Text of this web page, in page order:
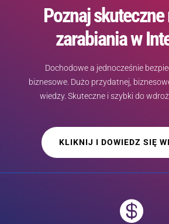
Poznaj
zarabiania w
Dochodowe a jednocześnie
biznesowe. Dużo przydatnej,
wiedzy. Skuteczne i szybki do
KLIKNIJ I DOWIEDZ SIĘ
